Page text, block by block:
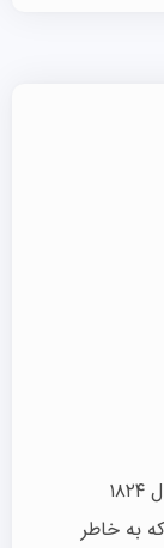
دانشگاه منچستر انگلستان با تاریخی که به سال ۱۸۲۴
به خاطر